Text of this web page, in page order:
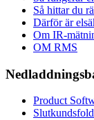
Så hittar du
Därför är
Om IR-
OM RMS
Product